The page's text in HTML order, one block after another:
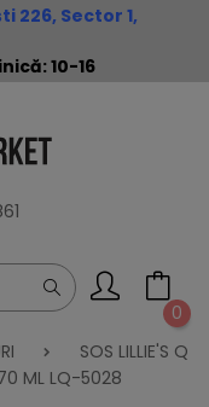
226, Sector 1,
10-16
0
SOS LILLIE'S Q
ML LQ-5028